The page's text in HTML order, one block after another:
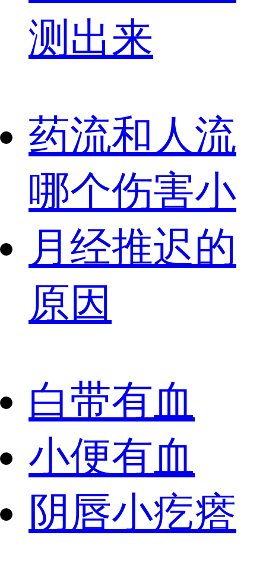
测出来
药流和人流
哪个伤害小
月经推迟的
原因
白带有血
小便有血
阴唇小疙瘩